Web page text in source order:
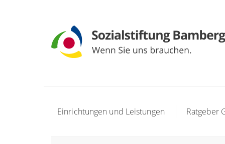
Einrichtungen und Leistungen Ratgeber